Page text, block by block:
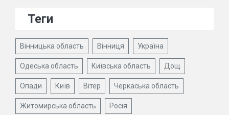
Теги
Вінницька область Вінниця Україна
Одеська область Київська область Дощ
Опади Київ Вітер Черкаська область
Житомирська область Росія